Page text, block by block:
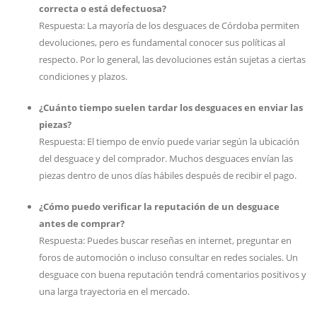
correcta o está defectuosa?
Respuesta: La mayoría de los desguaces de Córdoba permiten
devoluciones, pero es fundamental conocer sus políticas al
respecto. Por lo general, las devoluciones están sujetas a ciertas
condiciones y plazos.
¿Cuánto tiempo suelen tardar los desguaces en enviar las
piezas?
Respuesta: El tiempo de envío puede variar según la ubicación
del desguace y del comprador. Muchos desguaces envían las
piezas dentro de unos días hábiles después de recibir el pago.
¿Cómo puedo verificar la reputación de un desguace
antes de comprar?
Respuesta: Puedes buscar reseñas en internet, preguntar en
foros de automoción o incluso consultar en redes sociales. Un
desguace con buena reputación tendrá comentarios positivos y
una larga trayectoria en el mercado.